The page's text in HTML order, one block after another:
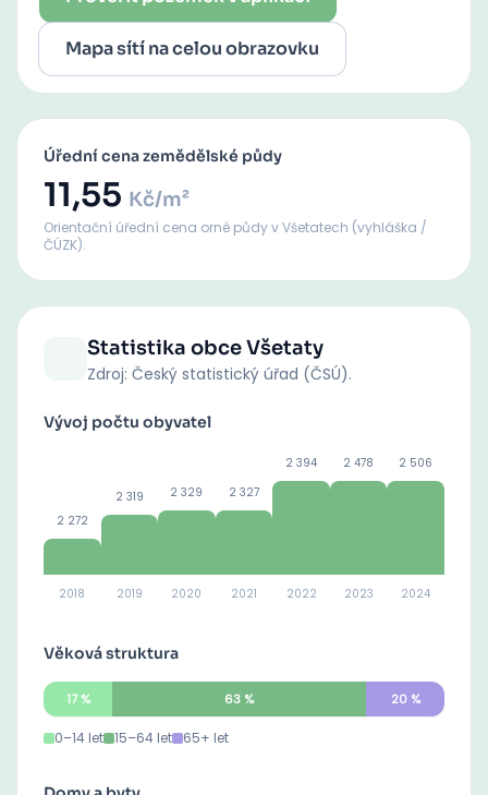
Mapa sítí na celou obrazovku
Úřední cena zemědělské půdy
11,55 Kč/m²
Orientační úřední cena orné půdyv Všetatech (vyhláška /
ČÚZK).
Statistika obceVšetaty
Zdroj: Český statistický úřad (ČSÚ).
Vývoj počtu obyvatel
2 272
2018
2 319
2019
2 329
2020
2 327
2021
2 394
2022
2 478
2023
2 506
2024
Věková struktura
17% 63 % 20%
0–14 let 15–64 let 65+ let